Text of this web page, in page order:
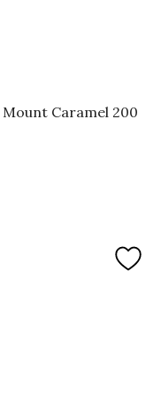
Caramel 200